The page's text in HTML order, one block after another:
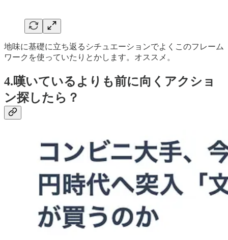
地味に基礎に立ち返るシチュエーションでよくこのフレーム
ワークを使っていたりとかします。オススメ。
4.嘆いているよりも前に向くアクショ
ン探したら？